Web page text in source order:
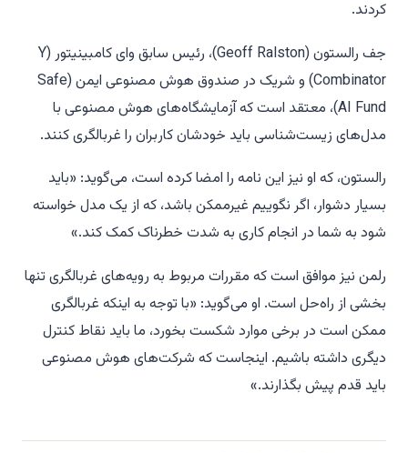
کردند.
جف رالستون (Geoff Ralston)، رئیس سابق وای کامبینیتور (Y
Combinator) و شریک در صندوق هوش مصنوعی ایمن (Safe
AI Fund)، معتقد است که آزمایشگاه‌های هوش مصنوعی با
مدل‌های زیست‌شناسی باید خودشان کاربران را غربالگری کنند.
رالستون، که او نیز این نامه را امضا کرده است، می‌گوید: «باید
بسیار دشوار، اگر نگوییم غیرممکن باشد، که از یک مدل خواسته
شود به شما در انجام کاری به شدت خطرناک کمک کند.»
رلمن نیز موافق است که مقررات مربوط به رویه‌های غربالگری تنها
بخشی از راه‌حل است. او می‌گوید: «با توجه به اینکه غربالگری
ممکن است در برخی موارد شکست بخورد، ما باید نقاط کنترل
دیگری داشته باشیم. اینجاست که شرکت‌های هوش مصنوعی
باید قدم پیش بگذارند.»